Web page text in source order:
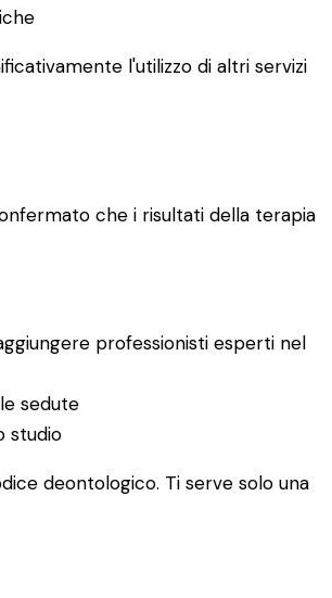
l'utilizzo di altri servizi
che i risultati della terapia
professionisti esperti nel
sedute
studio
deontologico. Ti serve solo una